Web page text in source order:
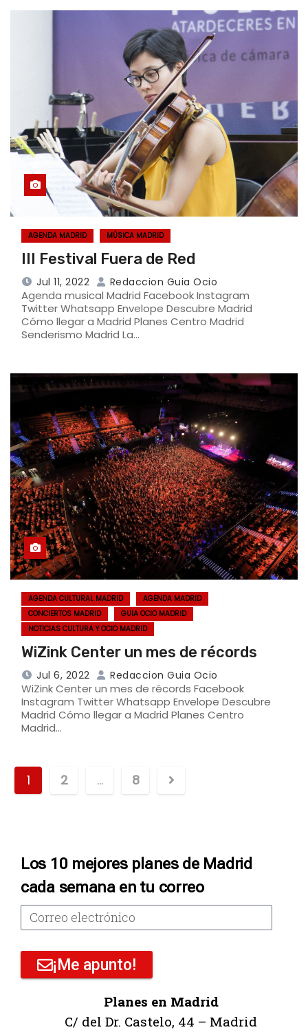
AGENDA MADRID MÚSICA MADRID
III Festival Fuera de Red
Jul 11, 2022 Redaccion Guia Ocio
Agenda musical Madrid Facebook Instagram
Twitter Whatsapp Envelope Descubre Madrid
Cómo llegar a Madrid Planes Centro Madrid
Senderismo Madrid La…
AGENDA CULTURAL MADRID
AGENDA MADRID
CONCIERTOS MADRID
GUIA OCIO MADRID
NOTICIAS CULTURA Y OCIO MADRID
WiZink Center un mes de récords
Jul 6, 2022 Redaccion Guia Ocio
WiZink Center un mes de récords Facebook
Instagram Twitter Whatsapp Envelope Descubre
Madrid Cómo llegar a Madrid Planes Centro
Madrid…
1 2 … 8
Los 10 mejores planes de Madrid
cada semana en tu correo
¡Me apunto!
Planes en Madrid
C/ del Dr. Castelo, 44 – Madrid